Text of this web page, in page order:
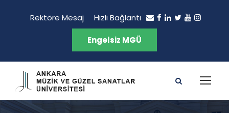
Rektöre Mesaj Hızlı Bağlantı
Engelsiz MGÜ